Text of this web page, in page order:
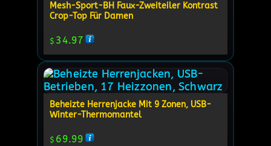
Mesh-Sport-BH Faux-Zweiteiler Kontrast
Crop-Top Für Damen
$ 34.97
Beheizte Herrenjacke Mit 9 Zonen, USB-
Winter-Thermomantel
$ 69.99